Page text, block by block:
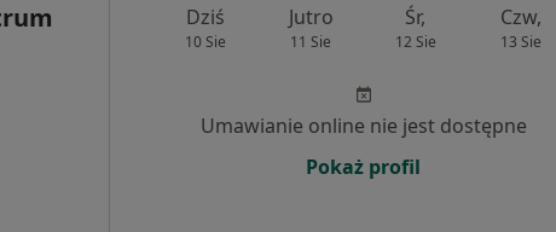
Dziś
10 Sie
Jutro
11 Sie
Śr,
12 Sie
Czw,
13 Sie
Umawianie online nie jest dostępne
Pokaż profil